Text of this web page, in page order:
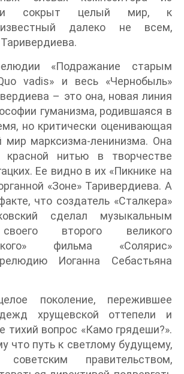
сокрыт целый мир, к
далеко не всем,
«Подражание старым
vadis» и весь «Чернобыль»
– это она, новая линия
гуманизма, родившаяся в
но критически оценивающая
мир марксизма-ленинизма. Она
нитью в творчестве
Ее видно в их «Пикнике на
«Зоне» Таривердиева. А
что создатель «Сталкера»
сделал музыкальным
второго великого
фильма «Солярис»
Иоганна Себастьяна
поколение, пережившее
хрущевской оттепели и
тихий вопрос «Камо грядеши?».
что путь к светлому будущему,
советским правительством,